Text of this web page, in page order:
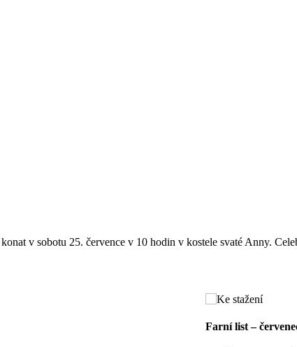
v sobotu 25. července v 10 hodin v kostele svaté Anny.
Farní list –